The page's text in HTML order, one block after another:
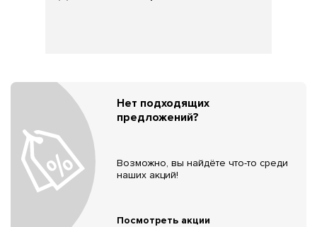
Нет подходящих
предложений?
Возможно, вы найдёте что-то среди
наших акций!
Посмотреть акции